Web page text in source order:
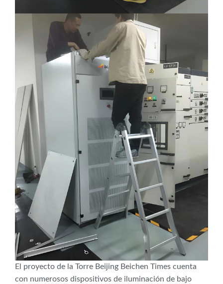
El proyecto de la Torre Beijing Beichen Times cuenta
con numerosos dispositivos de iluminación de bajo